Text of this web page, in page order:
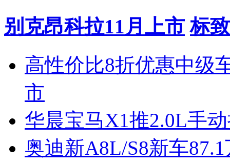
别克昂科拉11月上市 标
高性价比8折优惠中级
市
华晨宝马X1推2.0L手
奥迪新A8L/S8新车